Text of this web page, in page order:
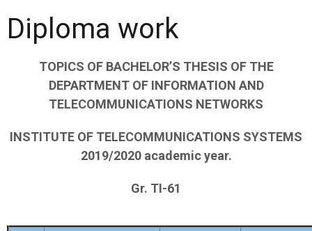
Diploma work
TOPICS OF BACHELOR’S THESIS OF THE
DEPARTMENT OF INFORMATION AND
TELECOMMUNICATIONS NETWORKS
INSTITUTE OF TELECOMMUNICATIONS SYSTEMS
2019/2020 academic year.
Gr. ТІ-61